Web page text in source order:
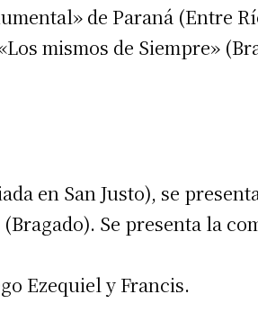
de Paraná (Entre
mismos de Siempre»
en San Justo), se
Se presenta la
Ezequiel y Francis.